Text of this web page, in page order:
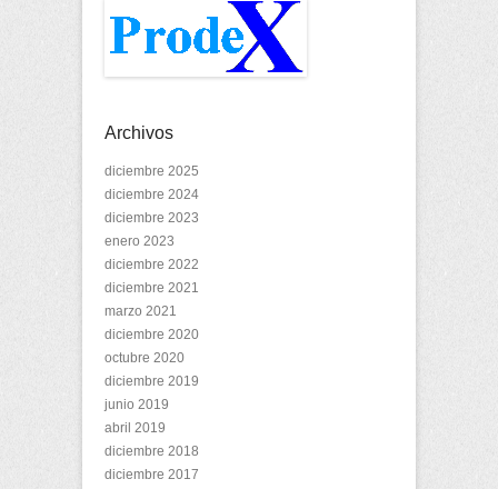
Archivos
diciembre 2025
diciembre 2024
diciembre 2023
enero 2023
diciembre 2022
diciembre 2021
marzo 2021
diciembre 2020
octubre 2020
diciembre 2019
junio 2019
abril 2019
diciembre 2018
diciembre 2017